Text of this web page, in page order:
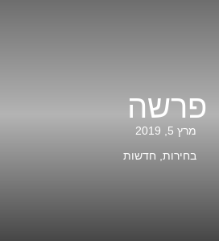
פרשה
מרץ 5, 2019
בחירות חדשות